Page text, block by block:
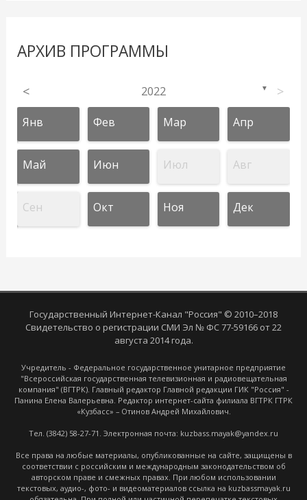
АРХИВ ПРОГРАММЫ
< 2022 ▼ >
Янв Фев Мар Апр
Май Июн Июл Авг
Сен Окт Ноя Дек
Государственный Интернет-Канал "Россия" © 2010–2018
Свидетельство о регистрации СМИ Эл № ФС 77-59166 от 22
августа 2014 года.
Учредитель - Федеральное государственное унитарное предприятие
"Всероссийская государственная телевизионная и радиовещательная
компания" (ВГТРК). Главный редактор Главной редакции ГИК "Россия" -
Панина Елена Валерьевна. Редактор интернет-сайта филиала ВГТРК ГТРК
«Кузбасс» – Отинов Андрей Михайлович.
Тел. (3842) 58-27-71. Электронная почта: kuzbass.mayak@yandex.ru
Все права на любые материалы, опубликованные на сайте, защищены в
соответствии с российским и международным законодательством об
авторском праве и смежных правах. При любом использовании
текстовых, аудио-, фото- и видеоматериалов ссылка на kuzbassmayak.ru